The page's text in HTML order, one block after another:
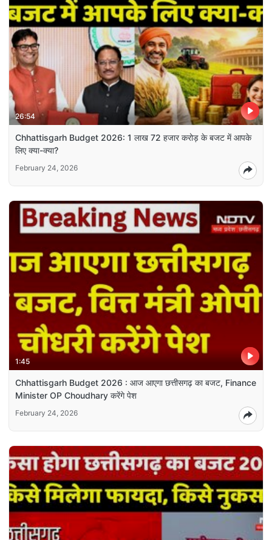
26:54
Chhattisgarh Budget 2026: 1 लाख 72 हजार करोड़ के बजट में आपके
लिए क्या-क्या?
February 24, 2026
1:45
Chhattisgarh Budget 2026 : आज आएगा छत्तीसगढ़ का बजट, Finance
Minister OP Choudhary करेंगे पेश
February 24, 2026